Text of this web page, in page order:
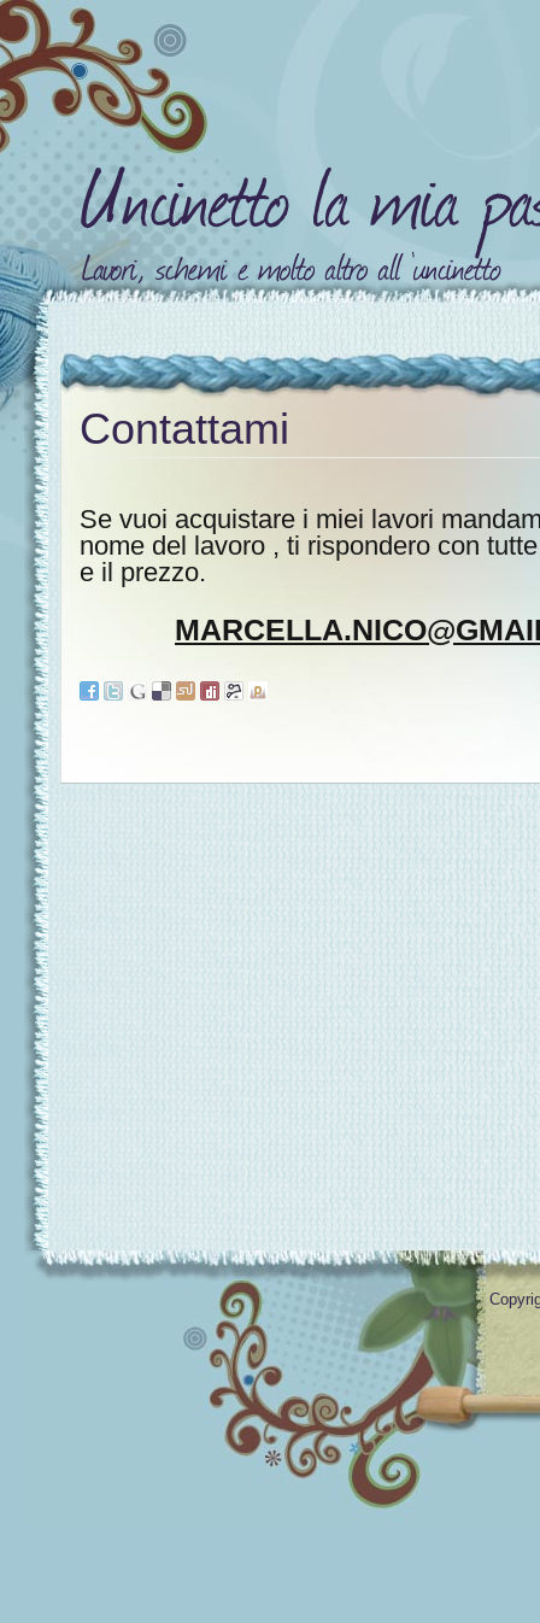
Contattami
Se vuoi acquistare i miei lavori
nome del lavoro , ti rispondero con
e il prezzo.